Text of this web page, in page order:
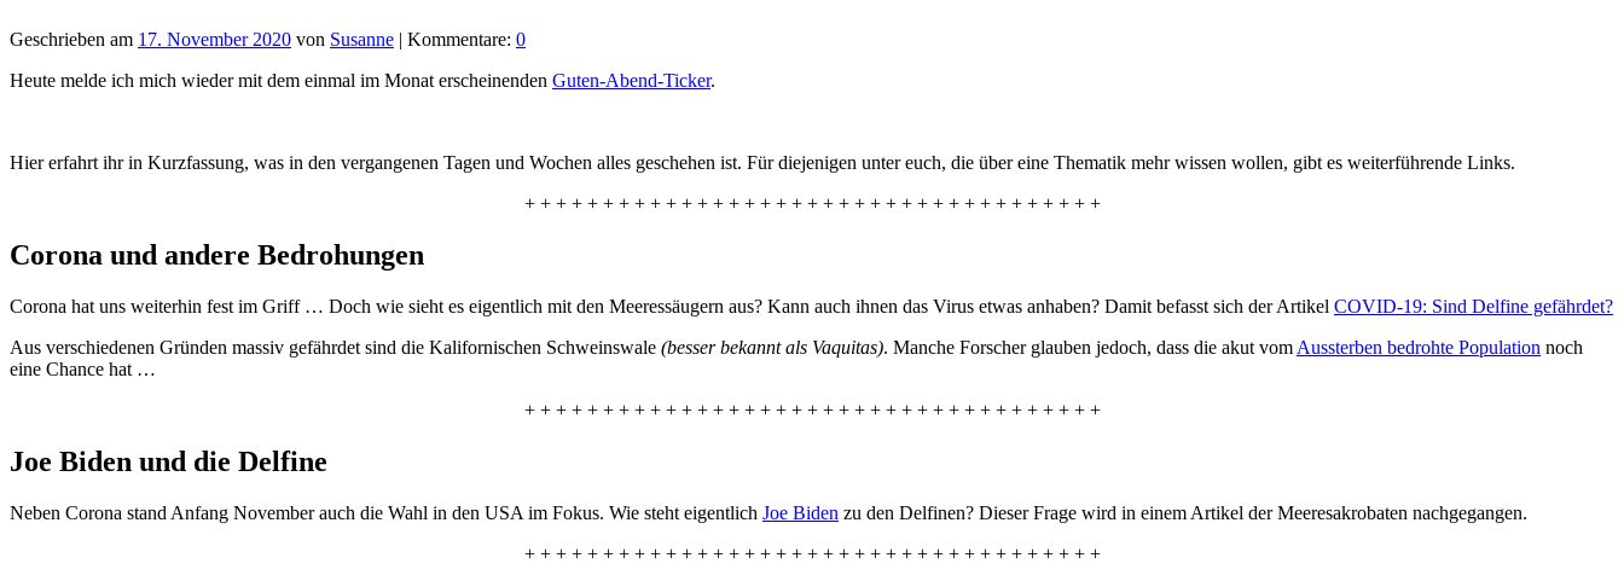
Geschrieben am 17. November 2020 von Susanne | Kommentare: 0
Heute melde ich mich wieder mit dem einmal im Monat erscheinenden Guten-Abend-Ticker.
Hier erfahrt ihr in Kurzfassung, was in den vergangenen Tagen und Wochen alles geschehen ist. Für diejenigen unter euch, die über eine Thematik mehr wissen wollen, gibt es weiterführende Links.
+ + + + + + + + + + + + + + + + + + + + + + + + + + + + + + + + + + + + +
Corona und andere Bedrohungen
Corona hat uns weiterhin fest im Griff … Doch wie sieht es eigentlich mit den Meeressäugern aus? Kann auch ihnen das Virus etwas anhaben? Damit befasst sich der Artikel COVID-19: Sind Delfine gefährdet?
Aus verschiedenen Gründen massiv gefährdet sind die Kalifornischen Schweinswale (besser bekannt als Vaquitas). Manche Forscher glauben jedoch, dass die akut vom Aussterben bedrohte Population noch
eine Chance hat …
+ + + + + + + + + + + + + + + + + + + + + + + + + + + + + + + + + + + + +
Joe Biden und die Delfine
Neben Corona stand Anfang November auch die Wahl in den USA im Fokus. Wie steht eigentlich Joe Biden zu den Delfinen? Dieser Frage wird in einem Artikel der Meeresakrobaten nachgegangen.
+ + + + + + + + + + + + + + + + + + + + + + + + + + + + + + + + + + + + +